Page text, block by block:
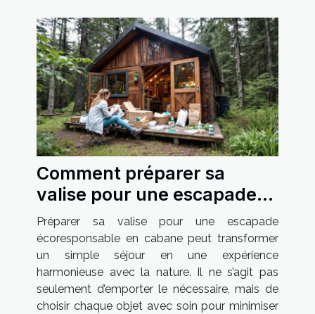
Comment préparer sa
valise pour une escapade
écoresponsable en cabane
?
Préparer sa valise pour une escapade
écoresponsable en cabane peut transformer
un simple séjour en une expérience
harmonieuse avec la nature. Il ne s’agit pas
seulement d’emporter le nécessaire, mais de
choisir chaque objet avec soin pour minimiser